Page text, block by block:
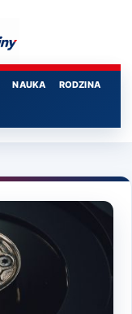
NAUKA RODZINA